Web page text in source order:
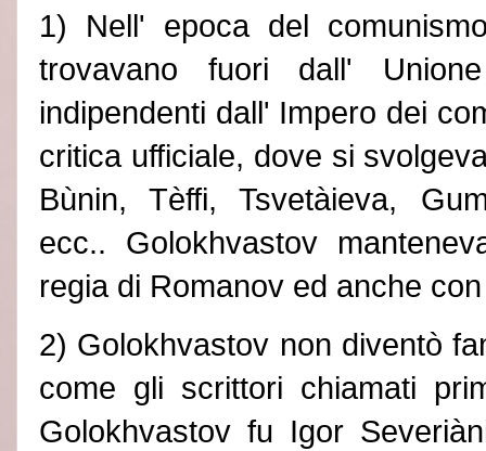
1) Nell' epoca del
trovavano fuori dall'
indipendenti dall' Impero dei
critica ufficiale, dove si
Bùnin, Tèffi, Tsvetàieva,
ecc.. Golokhvastov
regia di Romanov ed anche
2) Golokhvastov non diventò
come gli scrittori chiamati
Golokhvastov fu Igor